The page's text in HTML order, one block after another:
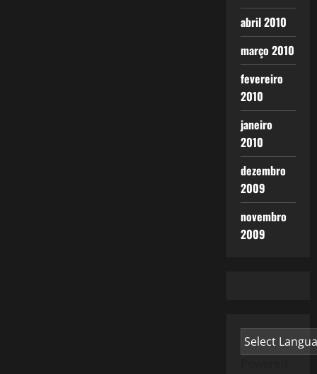
abril 2010
março 2010
fevereiro
2010
janeiro
2010
dezembro
2009
novembro
2009